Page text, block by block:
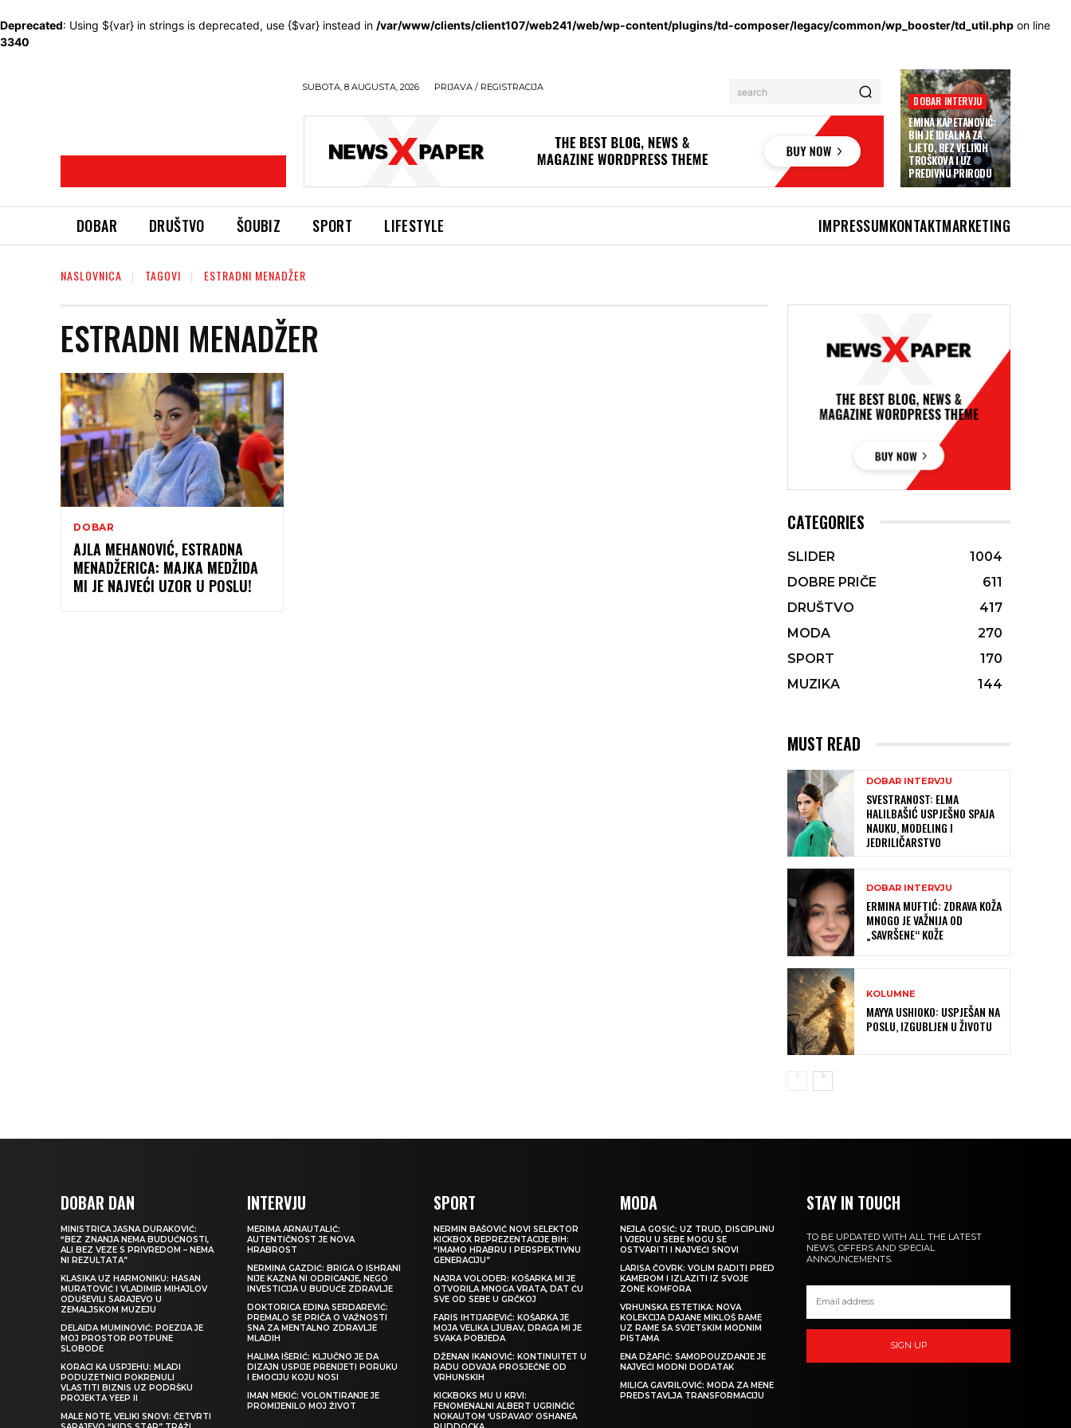
Deprecated: Using ${var} in strings is deprecated, use {$var} instead in /var/www/clients/client107/web241/web/wp-content/plugins/td-composer/legacy/common/wp_booster/td_util.php on line
3340
SUBOTA, 8 AUGUSTA, 2026 PRIJAVA / REGISTRACIJA search
DOBAR INTERVJU
EMINA KAPETANOVIĆ:
BIH JE IDEALNA ZA
LJETO, BEZ VELIKIH
TROŠKOVA I UZ
PREDIVNU PRIRODU
DOBAR DRUŠTVO ŠOUBIZ SPORT LIFESTYLE IMPRESSUMKONTAKTMARKETING
NASLOVNICA TAGOVI ESTRADNI MENADŽER
ESTRADNI MENADŽER
DOBAR
AJLA MEHANOVIĆ, ESTRADNA
MENADŽERICA: MAJKA MEDŽIDA
MI JE NAJVEĆI UZOR U POSLU!
CATEGORIES
SLIDER
1004
DOBRE PRIČE
611
DRUŠTVO
417
MODA
270
SPORT
170
MUZIKA
144
MUST READ
DOBAR INTERVJU
SVESTRANOST: ELMA
HALILBAŠIĆ USPJEŠNO SPAJA
NAUKU, MODELING I
JEDRILIČARSTVO
DOBAR INTERVJU
ERMINA MUFTIĆ: ZDRAVA KOŽA
MNOGO JE VAŽNIJA OD
„SAVRŠENE“ KOŽE
KOLUMNE
MAYYA USHIOKO: USPJEŠAN NA
POSLU, IZGUBLJEN U ŽIVOTU
DOBAR DAN
MINISTRICA JASNA DURAKOVIĆ:
“BEZ ZNANJA NEMA BUDUĆNOSTI,
ALI BEZ VEZE S PRIVREDOM – NEMA
NI REZULTATA”
KLASIKA UZ HARMONIKU: HASAN
MURATOVIĆ I VLADIMIR MIHAJLOV
ODUŠEVILI SARAJEVO U
ZEMALJSKOM MUZEJU
DELAIDA MUMINOVIĆ: POEZIJA JE
MOJ PROSTOR POTPUNE
SLOBODE
KORACI KA USPJEHU: MLADI
PODUZETNICI POKRENULI
VLASTITI BIZNIS UZ PODRŠKU
PROJEKTA YEEP II
MALE NOTE, VELIKI SNOVI: ČETVRTI
INTERVJU
MERIMA ARNAUTALIĆ:
AUTENTIČNOST JE NOVA
HRABROST
NERMINA GAZDIĆ: BRIGA O ISHRANI
NIJE KAZNA NI ODRICANJE, NEGO
INVESTICIJA U BUDUĆE ZDRAVLJE
DOKTORICA EDINA SERDAREVIĆ:
PREMALO SE PRIČA O VAŽNOSTI
SNA ZA MENTALNO ZDRAVLJE
MLADIH
HALIMA IŠERIĆ: KLJUČNO JE DA
DIZAJN USPIJE PRENIJETI PORUKU
I EMOCIJU KOJU NOSI
IMAN MEKIĆ: VOLONTIRANJE JE
PROMIJENILO MOJ ŽIVOT
SPORT
NERMIN BAŠOVIĆ NOVI SELEKTOR
KICKBOX REPREZENTACIJE BIH:
“IMAMO HRABRU I PERSPEKTIVNU
GENERACIJU”
NAJRA VOLODER: KOŠARKA MI JE
OTVORILA MNOGA VRATA, DAT ĆU
SVE OD SEBE U GRČKOJ
FARIS IHTIJAREVIĆ: KOŠARKA JE
MOJA VELIKA LJUBAV, DRAGA MI JE
SVAKA POBJEDA
DŽENAN IKANOVIĆ: KONTINUITET U
RADU ODVAJA PROSJEČNE OD
VRHUNSKIH
KICKBOKS MU U KRVI:
FENOMENALNI ALBERT UGRINČIĆ
NOKAUTOM ‘USPAVAO’ OSHANEA
MODA
NEJLA GOSIĆ: UZ TRUD, DISCIPLINU
I VJERU U SEBE MOGU SE
OSTVARITI I NAJVEĆI SNOVI
LARISA ČOVRK: VOLIM RADITI PRED
KAMEROM I IZLAZITI IZ SVOJE
ZONE KOMFORA
VRHUNSKA ESTETIKA: NOVA
KOLEKCIJA DAJANE MIKLOŠ RAME
UZ RAME SA SVJETSKIM MODNIM
PISTAMA
ENA DŽAFIĆ: SAMOPOUZDANJE JE
NAJVEĆI MODNI DODATAK
MILICA GAVRILOVIĆ: MODA ZA MENE
PREDSTAVLJA TRANSFORMACIJU
STAY IN TOUCH
TO BE UPDATED WITH ALL THE LATEST
NEWS, OFFERS AND SPECIAL
ANNOUNCEMENTS.
SIGN UP